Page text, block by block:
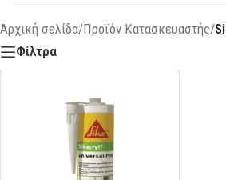
Αρχική σελίδα/Προϊόν Κατασκευαστής/
Φίλτρα